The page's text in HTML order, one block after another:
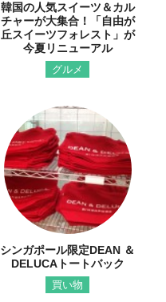
韓国の人気スイーツ＆カル
チャーが大集合！「自由が
丘スイーツフォレスト」が
今夏リニューアル
グルメ
シンガポール限定DEAN ＆
DELUCAトートバック
買い物